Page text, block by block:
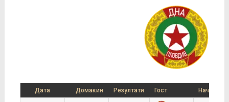
Дата Домакин Резултати Гост Начален